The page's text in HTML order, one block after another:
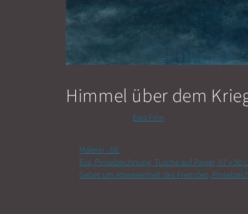
Himmel über dem
Ewa Finn
Kategorien
Malerei - DE
Eva, Pinselzeichnung, Tusche auf Papier, 67 x 50
Gebet um Abwesenheit des Fremden,